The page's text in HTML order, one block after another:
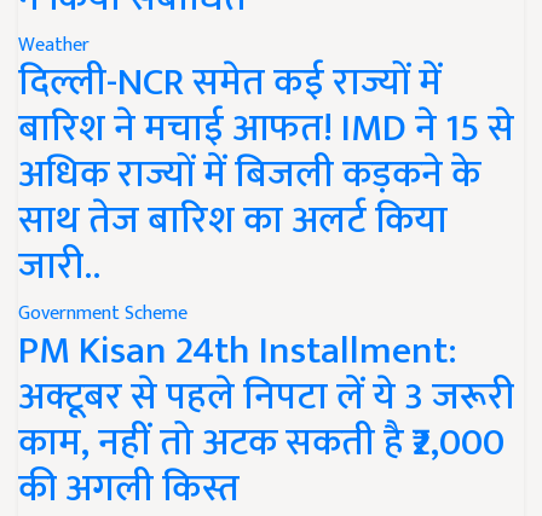
Weather
दिल्ली-NCR समेत कई राज्यों में
बारिश ने मचाई आफत! IMD ने 15 से
अधिक राज्यों में बिजली कड़कने के
साथ तेज बारिश का अलर्ट किया
जारी..
Government Scheme
PM Kisan 24th Installment:
अक्टूबर से पहले निपटा लें ये 3 जरूरी
काम, नहीं तो अटक सकती है ₹2,000
की अगली किस्त